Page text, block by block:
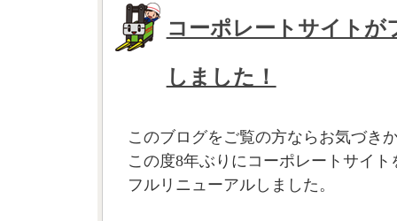
コーポレートサイトが
しました！
このブログをご覧の方ならお気づき
この度8年ぶりにコーポレートサイト
フルリニューアルしました。